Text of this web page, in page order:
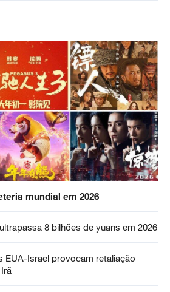
mundial em 2026
8 bilhões de yuans em 2026
EUA-Israel provocam retaliação